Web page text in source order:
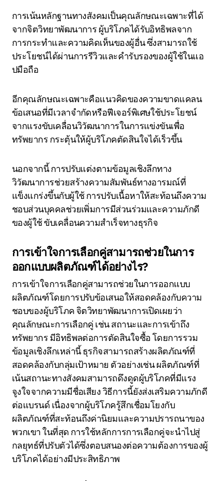
การเน้นหลักฐานทางสังคมเป็นคุณลักษณะเฉพาะที่ได้
จากจิตวิทยาพัฒนาการ ผู้บริโภคได้รับอิทธิพลจาก
การกระทำและความคิดเห็นของผู้อื่น ซึ่งสามารถใช้
ประโยชน์ได้ผ่านการรีวิวและคำรับรองของผู้ใช้ในแอ
ปมือถือ
อีกคุณลักษณะเฉพาะคือแนวคิดของความขาดแคลน
ข้อเสนอที่มีเวลาจำกัดหรือฟีเจอร์พิเศษใช้ประโยชน์
จากแรงขับเคลื่อนวิวัฒนาการในการแข่งขันเพื่อ
ทรัพยากร กระตุ้นให้ผู้บริโภคตัดสินใจได้เร็วขึ้น
นอกจากนี้ การปรับแต่งตามข้อมูลเชิงลึกทาง
วิวัฒนาการช่วยสร้างความสัมพันธ์ทางอารมณ์ที่
แข็งแกร่งขึ้นกับผู้ใช้ การปรับเนื้อหาให้สะท้อนถึงความ
ชอบส่วนบุคคลช่วยเพิ่มการมีส่วนร่วมและความภักดี
ของผู้ใช้ ขับเคลื่อนความสำเร็จทางธุรกิจ
การเข้าใจการเลือกคู่สามารถช่วยในการ
ออกแบบผลิตภัณฑ์ได้อย่างไร?
การเข้าใจการเลือกคู่สามารถช่วยในการออกแบบ
ผลิตภัณฑ์โดยการปรับข้อเสนอให้สอดคล้องกับความ
ชอบของผู้บริโภค จิตวิทยาพัฒนาการเปิดเผยว่า
คุณลักษณะการเลือกคู่ เช่น สถานะและการเข้าถึง
ทรัพยากร มีอิทธิพลต่อการตัดสินใจซื้อ โดยการรวม
ข้อมูลเชิงลึกเหล่านี้ ธุรกิจสามารถสร้างผลิตภัณฑ์ที่
สอดคล้องกับกลุ่มเป้าหมาย ตัวอย่างเช่น ผลิตภัณฑ์ที่
เน้นสถานะทางสังคมสามารถดึงดูดผู้บริโภคที่มีแรง
จูงใจจากความมีชื่อเสียง วิธีการนี้ยังส่งเสริมความภักดี
ต่อแบรนด์ เนื่องจากผู้บริโภครู้สึกเชื่อมโยงกับ
ผลิตภัณฑ์ที่สะท้อนถึงค่านิยมและความปรารถนาของ
พวกเขา ในที่สุด การใช้หลักการการเลือกคู่จะนำไปสู่
กลยุทธ์ที่ปรับตัวได้ซึ่งตอบสนองต่อความต้องการของผู้
บริโภคได้อย่างมีประสิทธิภาพ